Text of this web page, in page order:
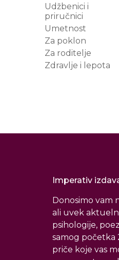
Udžbenici i
priručnici
Umetnost
Za poklon
Za roditelje
Zdravlje i lepota
Imperativ
Donosimo vam
ali uvek
psihologije,
samog početka
priče koje vas